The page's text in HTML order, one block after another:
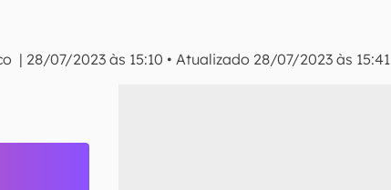
| 28/07/2023 às 15:10 •Atualizado 28/07/2023 às 15:41
de Uso e Política de Privacidade do Canaltech.